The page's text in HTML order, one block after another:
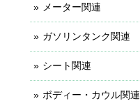
メーター関連
ガソリンタンク関連
シート関連
ボディー・カウル関連